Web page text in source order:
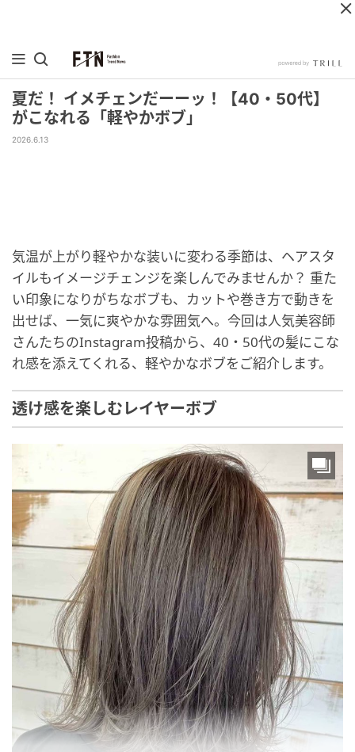
夏だ！ イメチェンだーーッ！【40・50代】
がこなれる「軽やかボブ」
2026.6.13
気温が上がり軽やかな装いに変わる季節は、ヘアスタ
イルもイメージチェンジを楽しんでみませんか？ 重た
い印象になりがちなボブも、カットや巻き方で動きを
出せば、一気に爽やかな雰囲気へ。今回は人気美容師
さんたちのInstagram投稿から、40・50代の髪にこな
れ感を添えてくれる、軽やかなボブをご紹介します。
透け感を楽しむレイヤーボブ